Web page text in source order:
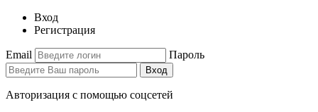
Вход
Регистрация
Email Пароль
Вход
Авторизация с помощью соцсетей